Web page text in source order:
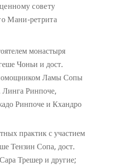
совету
Мани-ретрита
монастыря
Чоньи и дост.
Ламы Сопы
Линга Ринпоче,
Ринпоче и Кхандро
практик с участием
Тензин Сопа, дост.
Трешер и другие;